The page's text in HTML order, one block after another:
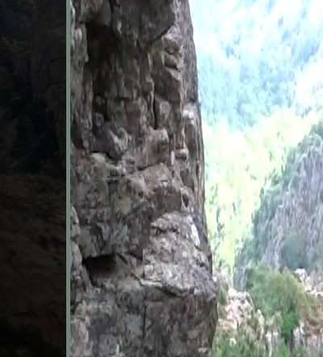
Une fréquentation toujours importante avec
230/
ce Trail original et sauvage sur d'anciens
Voir la page de l'article du blog :
Le trail du
26/05/2024 5ème édition "dé-
Après quatre éditions réussies du Trail de la
édition a proposé cette année 3 parcours de
à 7h00 et lesboucles Moyenne (30K@2000D+)
Une fréquentation impressionnante avec214
Trail original et sauvage sur d'anciens chemins
Voir la page de l'article du blog :
Le trail du
28/05/20231ère édition
Après trois éditions réussies de l’Altore Trail
année empruntant principalement les chemins
est devenu un trail chronométré officiel avec
32K@2100m D+et17K@1000m D+. Les deux
par l'associationA Punta Bunifazinca...
Voir la page de l'article du blog :Le trail du Cavu